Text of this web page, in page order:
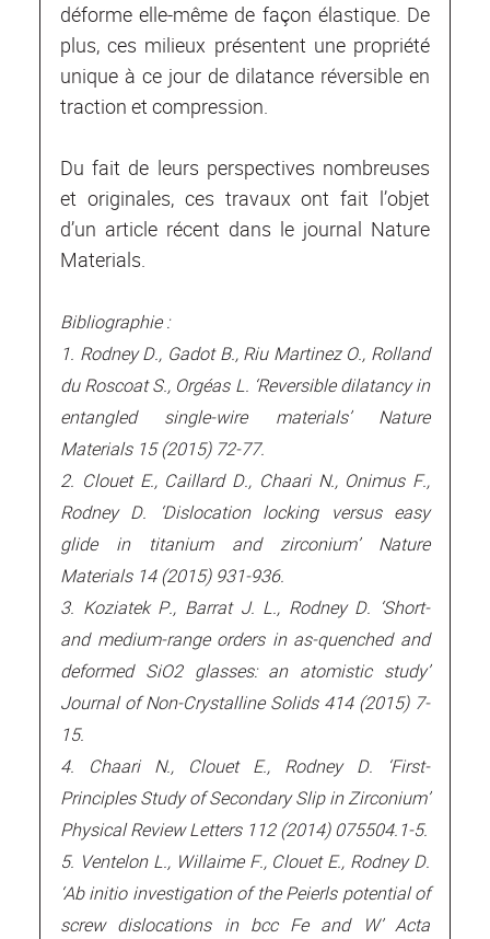
déforme elle-même de façon élastique. De
plus, ces milieux présentent une propriété
unique à ce jour de dilatance réversible en
traction et compression.
Du fait de leurs perspectives nombreuses
et originales, ces travaux ont fait l’objet
d’un article récent dans le journal Nature
Materials.
Bibliographie :
1. Rodney D., Gadot B., Riu Martinez O., Rolland
du Roscoat S., Orgéas L. ‘Reversible dilatancy in
entangled single-wire materials’ Nature
Materials 15 (2015) 72-77.
2. Clouet E., Caillard D., Chaari N., Onimus F.,
Rodney D. ‘Dislocation locking versus easy
glide in titanium and zirconium’ Nature
Materials 14 (2015) 931-936.
3. Koziatek P., Barrat J. L., Rodney D. ‘Short-
and medium-range orders in as-quenched and
deformed SiO2 glasses: an atomistic study’
Journal of Non-Crystalline Solids 414 (2015) 7-
15.
4. Chaari N., Clouet E., Rodney D. ‘First-
Principles Study of Secondary Slip in Zirconium’
Physical Review Letters 112 (2014) 075504.1-5.
5. Ventelon L., Willaime F., Clouet E., Rodney D.
‘Ab initio investigation of the Peierls potential of
screw dislocations in bcc Fe and W’ Acta